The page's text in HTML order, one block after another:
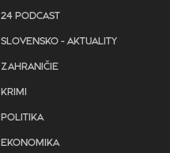
24 PODCAST
SLOVENSKO - AKTUALITY
ZAHRANIČIE
KRIMI
POLITIKA
EKONOMIKA